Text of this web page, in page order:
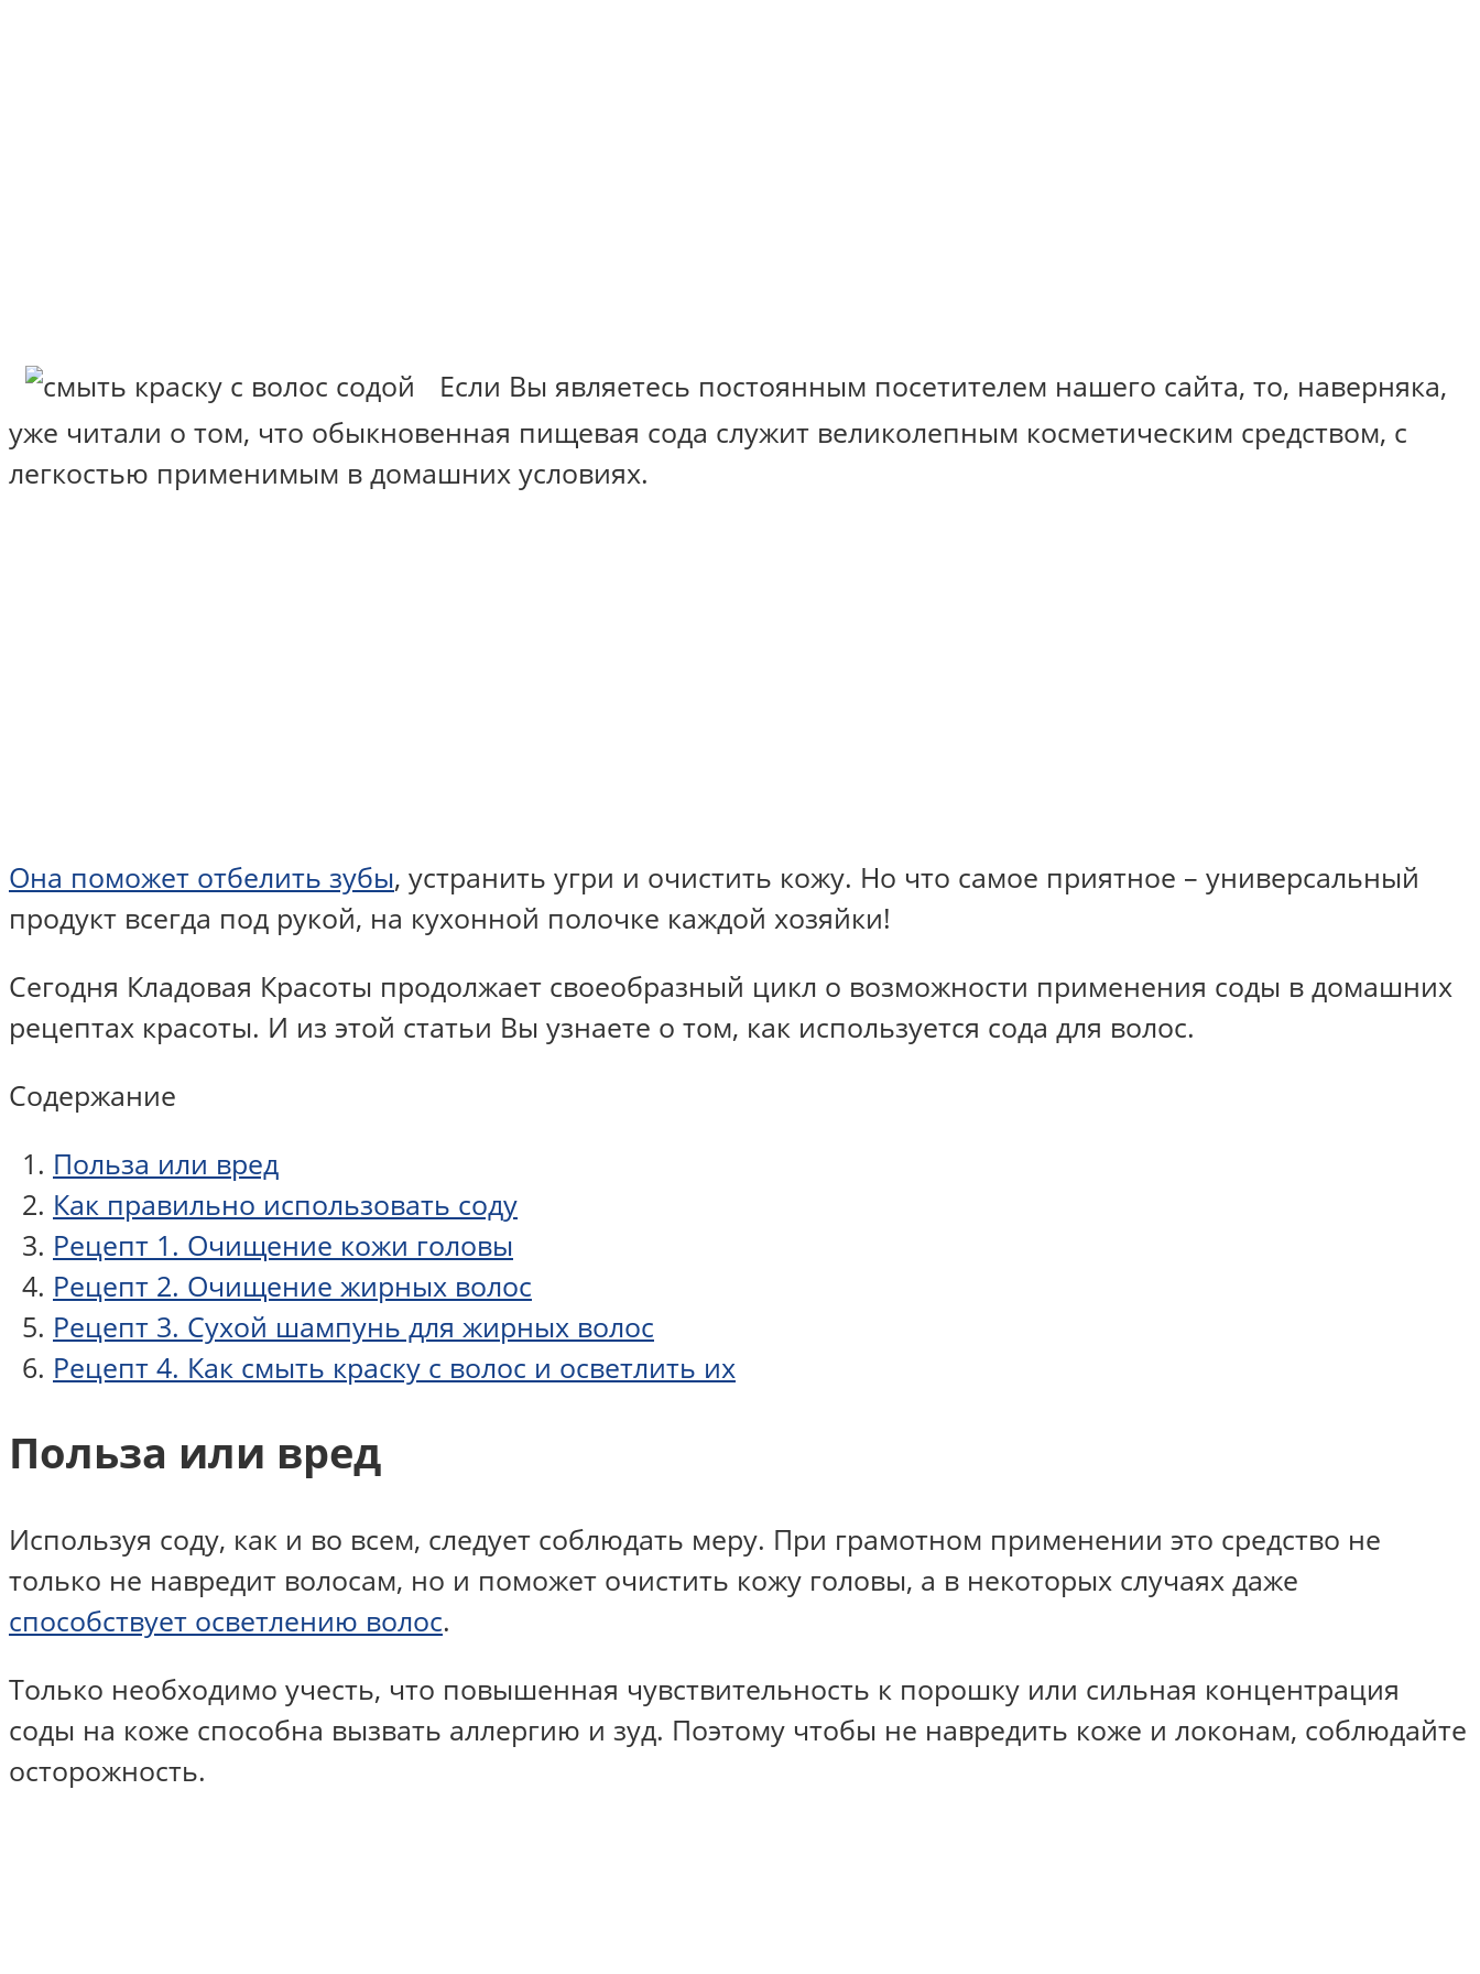
Если Вы являетесь постоянным посетителем нашего сайта, то, наверняка,
уже читали о том, что обыкновенная пищевая сода служит великолепным косметическим средством, с
легкостью применимым в домашних условиях.
Она поможет отбелить зубы, устранить угри и очистить кожу. Но что самое приятное – универсальный
продукт всегда под рукой, на кухонной полочке каждой хозяйки!
Сегодня Кладовая Красоты продолжает своеобразный цикл о возможности применения соды в домашних
рецептах красоты. И из этой статьи Вы узнаете о том, как используется сода для волос.
Содержание
Польза или вред
Как правильно использовать соду
Рецепт 1. Очищение кожи головы
Рецепт 2. Очищение жирных волос
Рецепт 3. Сухой шампунь для жирных волос
Рецепт 4. Как смыть краску с волос и осветлить их
Польза или вред
Используя соду, как и во всем, следует соблюдать меру. При грамотном применении это средство не
только не навредит волосам, но и поможет очистить кожу головы, а в некоторых случаях даже
способствует осветлению волос.
Только необходимо учесть, что повышенная чувствительность к порошку или сильная концентрация
соды на коже способна вызвать аллергию и зуд. Поэтому чтобы не навредить коже и локонам, соблюдайте
осторожность.